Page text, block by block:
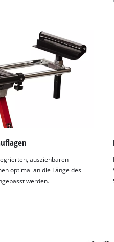
Wir benötigen deine
Google Maps
This content is not
to trackers that are
Management
ausziehbaren
optimal an die Länge des
werden.